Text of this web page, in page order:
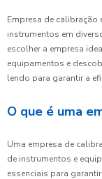
Empresa de calibração
instrumentos em
escolher a empresa
equipamentos e
lendo para garantir a
O que é uma
Uma empresa de
de instrumentos e
essenciais para